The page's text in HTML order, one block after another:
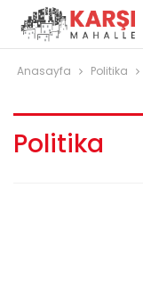
Anasayfa Politika
Politika